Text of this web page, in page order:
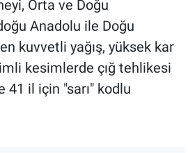
Orta ve Doğu
Anadolu ile Doğu
kuvvetli yağış, yüksek kar
kesimlerde çığ tehlikesi
41 il için "sarı" kodlu